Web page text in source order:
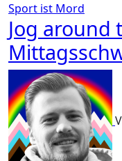
Sport ist Mord
Jog around